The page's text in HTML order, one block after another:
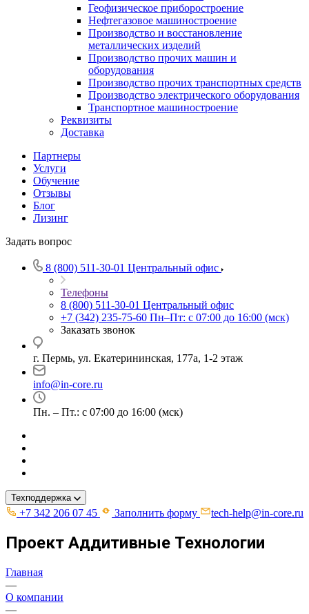
Геофизическое приборостроение
Нефтегазовое машиностроение
Производство и восстановление
металлических изделий
Производство прочих машин и
оборудования
Производство прочих транспортных средств
Производство электрического оборудования
Транспортное машиностроение
Реквизиты
Доставка
Партнеры
Услуги
Обучение
Отзывы
Блог
Лизинг
Задать вопрос
8 (800) 511-30-01 Центральный офис
Телефоны
8 (800) 511-30-01 Центральный офис
+7 (342) 235-75-60 Пн–Пт: с 07:00 до 16:00 (мск)
Заказать звонок
г. Пермь, ул. ​Екатерининская, 177а, ​1-2 этаж
info@in-core.ru
Пн. – Пт.: с 07:00 до 16:00 (мск)
Техподдержка
+7 342 206 07 45 Заполнить форму tech-help@in-core.ru
Проект Аддитивные Технологии
Главная
—
О компании
—